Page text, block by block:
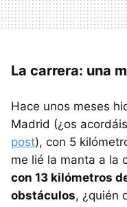
La carrera: una
Hace unos meses
Madrid (¿os
post), con 5
me lié la manta a la
con 13 kilómetros
obstáculos, ¿quién